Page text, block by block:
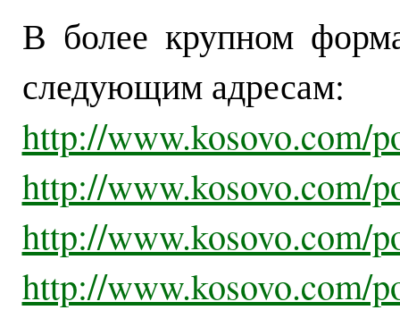
В более крупном
следующим адресам:
http://www.kosovo.com/
http://www.kosovo.com/
http://www.kosovo.com/
http://www.kosovo.com/